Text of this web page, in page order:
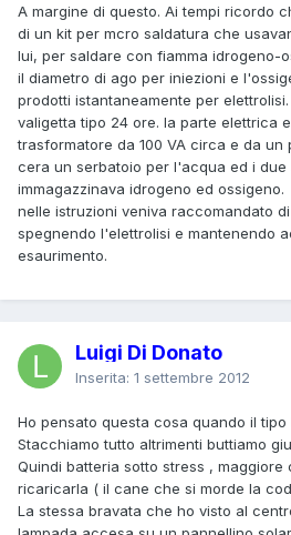
A margine di questo. Ai tempi ricordo
di un kit per mcro saldatura che
lui, per saldare con fiamma idrogeno-
il diametro di ago per iniezioni e
prodotti istantaneamente per
valigetta tipo 24 ore. la parte elettrica
trasformatore da 100 VA circa e da un
cera un serbatoio per l'acqua ed i due
immagazzinava idrogeno ed ossigeno.
nelle istruzioni veniva raccomandato
spegnendo l'elettrolisi e mantenendo
esaurimento.
Luigi Di Donato
Inserita: 1 settembre 2012
Ho pensato questa cosa quando il tipo
Stacchiamo tutto altrimenti buttiamo
Quindi batteria sotto stress ,
ricaricarla ( il cane che si morde la
La stessa bravata che ho visto al